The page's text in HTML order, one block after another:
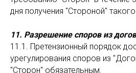
дня получения "Стороной"
11. Разрешение споров из
11.1. Претензионный порядок
урегулирования споров из
"Сторон" обязательным.